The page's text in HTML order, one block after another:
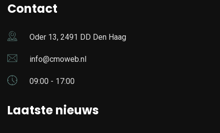
Contact
Oder 13, 2491 DD Den Haag
info@cmoweb.nl
09:00 - 17:00
Laatste nieuws